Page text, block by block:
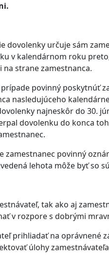
dovolenky určuje sám
v kalendárnom roku
strane zamestnanca.
povinný poskytnúť
nasledujúceho
najneskôr do 30.
dovolenku do konca
zamestnanec povinný
lehota môže byť so
tak ako aj
v rozpore s dobrými
prihliadať na oprávnené
úlohy